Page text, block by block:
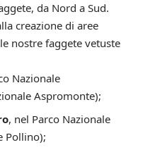
da Nord a Sud.
creazione di aree
nostre faggete vetuste
Nazionale
Aspromonte);
, nel Parco Nazionale
Pollino);